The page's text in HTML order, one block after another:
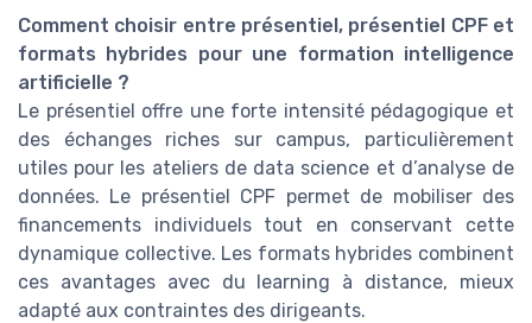
Comment choisir entre présentiel, présentiel CPF et
formats hybrides pour une formation intelligence
artificielle ?
Le présentiel offre une forte intensité pédagogique et
des échanges riches sur campus, particulièrement
utiles pour les ateliers de data science et d’analyse de
données. Le présentiel CPF permet de mobiliser des
financements individuels tout en conservant cette
dynamique collective. Les formats hybrides combinent
ces avantages avec du learning à distance, mieux
adapté aux contraintes des dirigeants.